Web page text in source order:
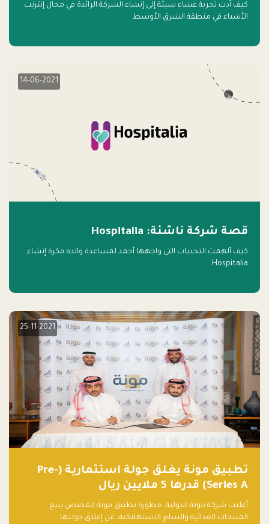
كيف أدت تجربة عشاء سيئة إلى إنشاء الشركة الرائدة في مجال إنترنت
الأشياء في منطقة الشرق الأوسط
14-06-2021
قصة شركة ناشئة: Hospitalia
كيف ألهمت التحديات التي واجهها أحمد لمساعدة والده فكرة إنشاء
Hospitalia
25-11-2021
تطبيق مونة يغلق جولة استثمارية (Pre-
Series A) قدرها 5 ملايين ريال
أعلنت شركة مونة الدولية، مطورة تطبيق مونة المختص ببيع
المنتجات الغذائية والسلع الاستهلاكية، عن إغلاق جولتها